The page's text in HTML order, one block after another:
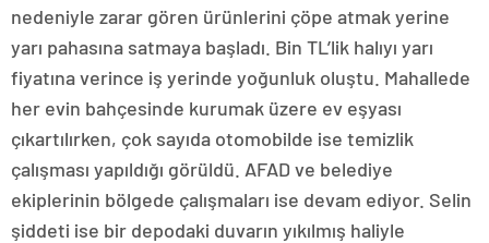
nedeniyle zarar gören ürünlerini çöpe atmak yerine
yarı pahasına satmaya başladı. Bin TL’lik halıyı yarı
fiyatına verince iş yerinde yoğunluk oluştu. Mahallede
her evin bahçesinde kurumak üzere ev eşyası
çıkartılırken, çok sayıda otomobilde ise temizlik
çalışması yapıldığı görüldü. AFAD ve belediye
ekiplerinin bölgede çalışmaları ise devam ediyor. Selin
şiddeti ise bir depodaki duvarın yıkılmış haliyle